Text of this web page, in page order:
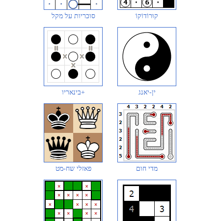
סוכריות על מקל קוּרוֹדוֹקוֹ
בינאריו+ ין-יאנג
פאזלי שח-מט מדי חום